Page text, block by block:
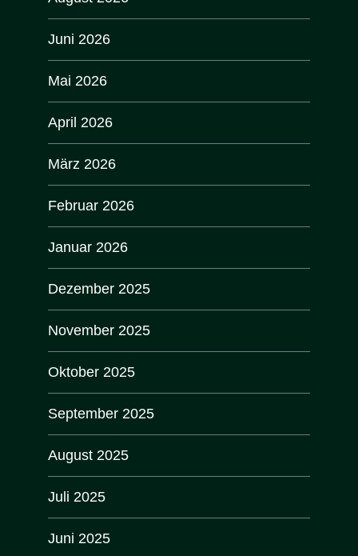
Juni 2026
Mai 2026
April 2026
März 2026
Februar 2026
Januar 2026
Dezember 2025
November 2025
Oktober 2025
September 2025
August 2025
Juli 2025
Juni 2025